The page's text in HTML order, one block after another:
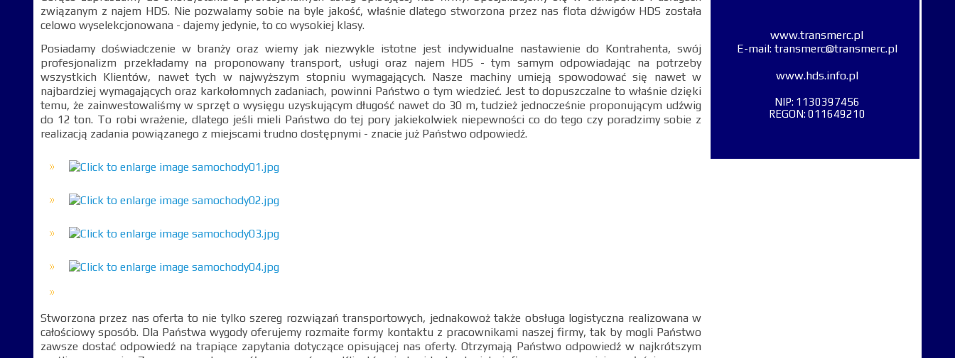
związanym z najem HDS. Nie pozwalamy sobie na byle jakość, właśnie dlatego stworzona przez nas flota dźwigów HDS została
celowo wyselekcjonowana - dajemy jedynie, to co wysokiej klasy.
Posiadamy doświadczenie w branży oraz wiemy jak niezwykle istotne jest indywidualne nastawienie do Kontrahenta, swój
profesjonalizm przekładamy na proponowany transport, usługi oraz najem HDS - tym samym odpowiadając na potrzeby
wszystkich Klientów, nawet tych w najwyższym stopniu wymagających. Nasze machiny umieją spowodować się nawet w
najbardziej wymagających oraz karkołomnych zadaniach, powinni Państwo o tym wiedzieć. Jest to dopuszczalne to właśnie dzięki
temu, że zainwestowaliśmy w sprzęt o wysięgu uzyskującym długość nawet do 30 m, tudzież jednocześnie proponującym udźwig
do 12 ton. To robi wrażenie, dlatego jeśli mieli Państwo do tej pory jakiekolwiek niepewności co do tego czy poradzimy sobie z
realizacją zadania powiązanego z miejscami trudno dostępnymi - znacie już Państwo odpowiedź.
Stworzona przez nas oferta to nie tylko szereg rozwiązań transportowych, jednakowoż także obsługa logistyczna realizowana w
całościowy sposób. Dla Państwa wygody oferujemy rozmaite formy kontaktu z pracownikami naszej firmy, tak by mogli Państwo
zawsze dostać odpowiedź na trapiące zapytania dotyczące opisującej nas oferty. Otrzymają Państwo odpowiedź w najkrótszym
www.transmerc.pl
E-mail: transmerc@transmerc.pl
www.hds.info.pl
NIP: 1130397456
REGON: 011649210